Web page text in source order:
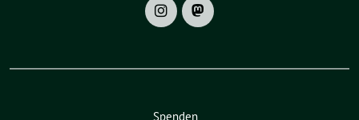
Spenden